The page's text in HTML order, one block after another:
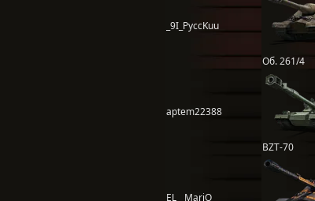
_9I_PyccKuu
Об. 261/4
aptem22388
BZT-70
EL__MariO